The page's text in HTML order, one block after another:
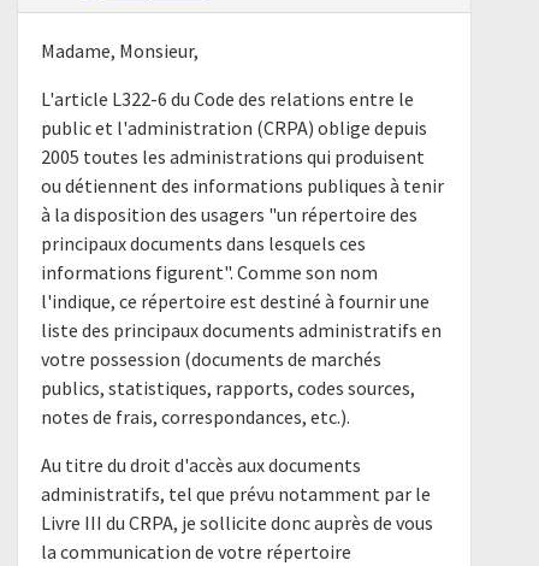
Madame, Monsieur,
L'article L322-6 du Code des relations entre le
public et l'administration (CRPA) oblige depuis
2005 toutes les administrations qui produisent
ou détiennent des informations publiques à tenir
à la disposition des usagers "un répertoire des
principaux documents dans lesquels ces
informations figurent". Comme son nom
l'indique, ce répertoire est destiné à fournir une
liste des principaux documents administratifs en
votre possession (documents de marchés
publics, statistiques, rapports, codes sources,
notes de frais, correspondances, etc.).
Au titre du droit d'accès aux documents
administratifs, tel que prévu notamment par le
Livre III du CRPA, je sollicite donc auprès de vous
la communication de votre répertoire